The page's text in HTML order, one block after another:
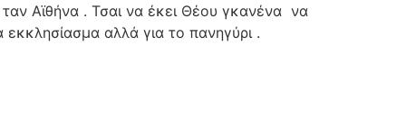
Αϊθήνα . Τσαι να έκει Θέου γκανένα να
αλλά για το πανηγύρι .